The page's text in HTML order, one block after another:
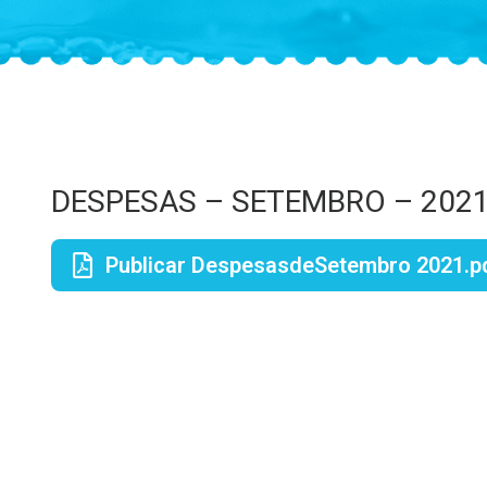
DESPESAS – SETEMBRO –
Publicar DespesasdeSetembro